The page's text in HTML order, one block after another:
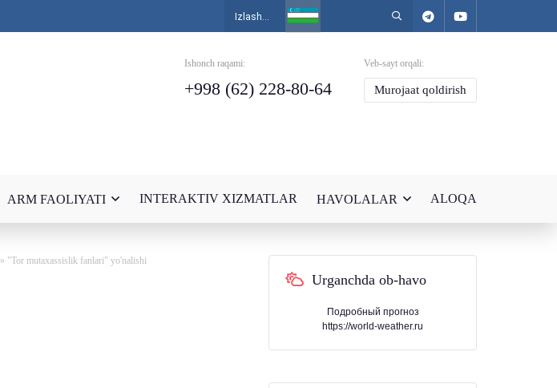
Ishonch raqami:
+998 (62) 228-80-64
Veb-sayt orqali:
Murojaat qoldirish
ARM FAOLIYATI INTERAKTIV XIZMATLAR HAVOLALAR ALOQA
» "Tor mutaxassislik fanlari" yo'nalishi
Urganchda ob-havo
Подробный прогноз
https://world-weather.ru